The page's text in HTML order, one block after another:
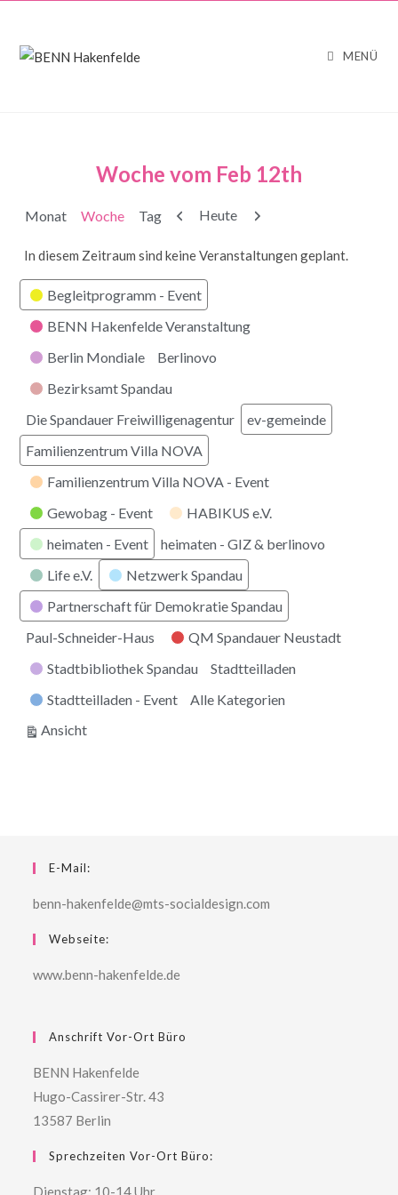
MENÜ
Woche vom Feb 12th
Monat Woche Tag Zurück
Heute Weiter
In diesem Zeitraum sind keine Veranstaltungen geplant.
Kategorien
Begleitprogramm - Event
BENN Hakenfelde Veranstaltung
Berlin Mondiale
Berlinovo
Bezirksamt Spandau
Die Spandauer Freiwilligenagentur
ev-gemeinde
Familienzentrum Villa NOVA
Familienzentrum Villa NOVA - Event
Gewobag - Event
HABIKUS e.V.
heimaten - Event
heimaten - GIZ & berlinovo
Life e.V.
Netzwerk Spandau
Partnerschaft für Demokratie Spandau
Paul-Schneider-Haus
QM Spandauer Neustadt
Stadtbibliothek Spandau
Stadtteilladen
Stadtteilladen - Event
Alle Kategorien
Ansichtausdrucken
E-Mail:
benn-hakenfelde@mts-socialdesign.com
Webseite:
www.benn-hakenfelde.de
Anschrift Vor-Ort Büro
BENN Hakenfelde
Hugo-Cassirer-Str. 43
13587 Berlin
Sprechzeiten Vor-Ort Büro:
Dienstag: 10-14 Uhr